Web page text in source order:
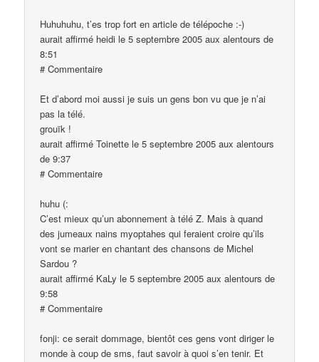
Huhuhuhu, t’es trop fort en article de télépoche :-)
aurait affirmé heidi le 5 septembre 2005 aux alentours de
8:51
# Commentaire
Et d’abord moi aussi je suis un gens bon vu que je n’ai
pas la télé.
grouïk !
aurait affirmé Toinette le 5 septembre 2005 aux alentours
de 9:37
# Commentaire
huhu (:
C’est mieux qu’un abonnement à télé Z. Mais à quand
des jumeaux nains myoptahes qui feraient croire qu’ils
vont se marier en chantant des chansons de Michel
Sardou ?
aurait affirmé KaLy le 5 septembre 2005 aux alentours de
9:58
# Commentaire
fonji: ce serait dommage, bientôt ces gens vont diriger le
monde à coup de sms, faut savoir à quoi s’en tenir. Et